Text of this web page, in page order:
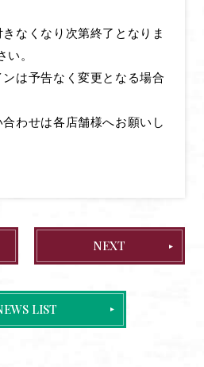
なくなり次第終了となりま
。
は予告なく変更となる場合
わせは各店舗様へお願いし
NEXT
LIST